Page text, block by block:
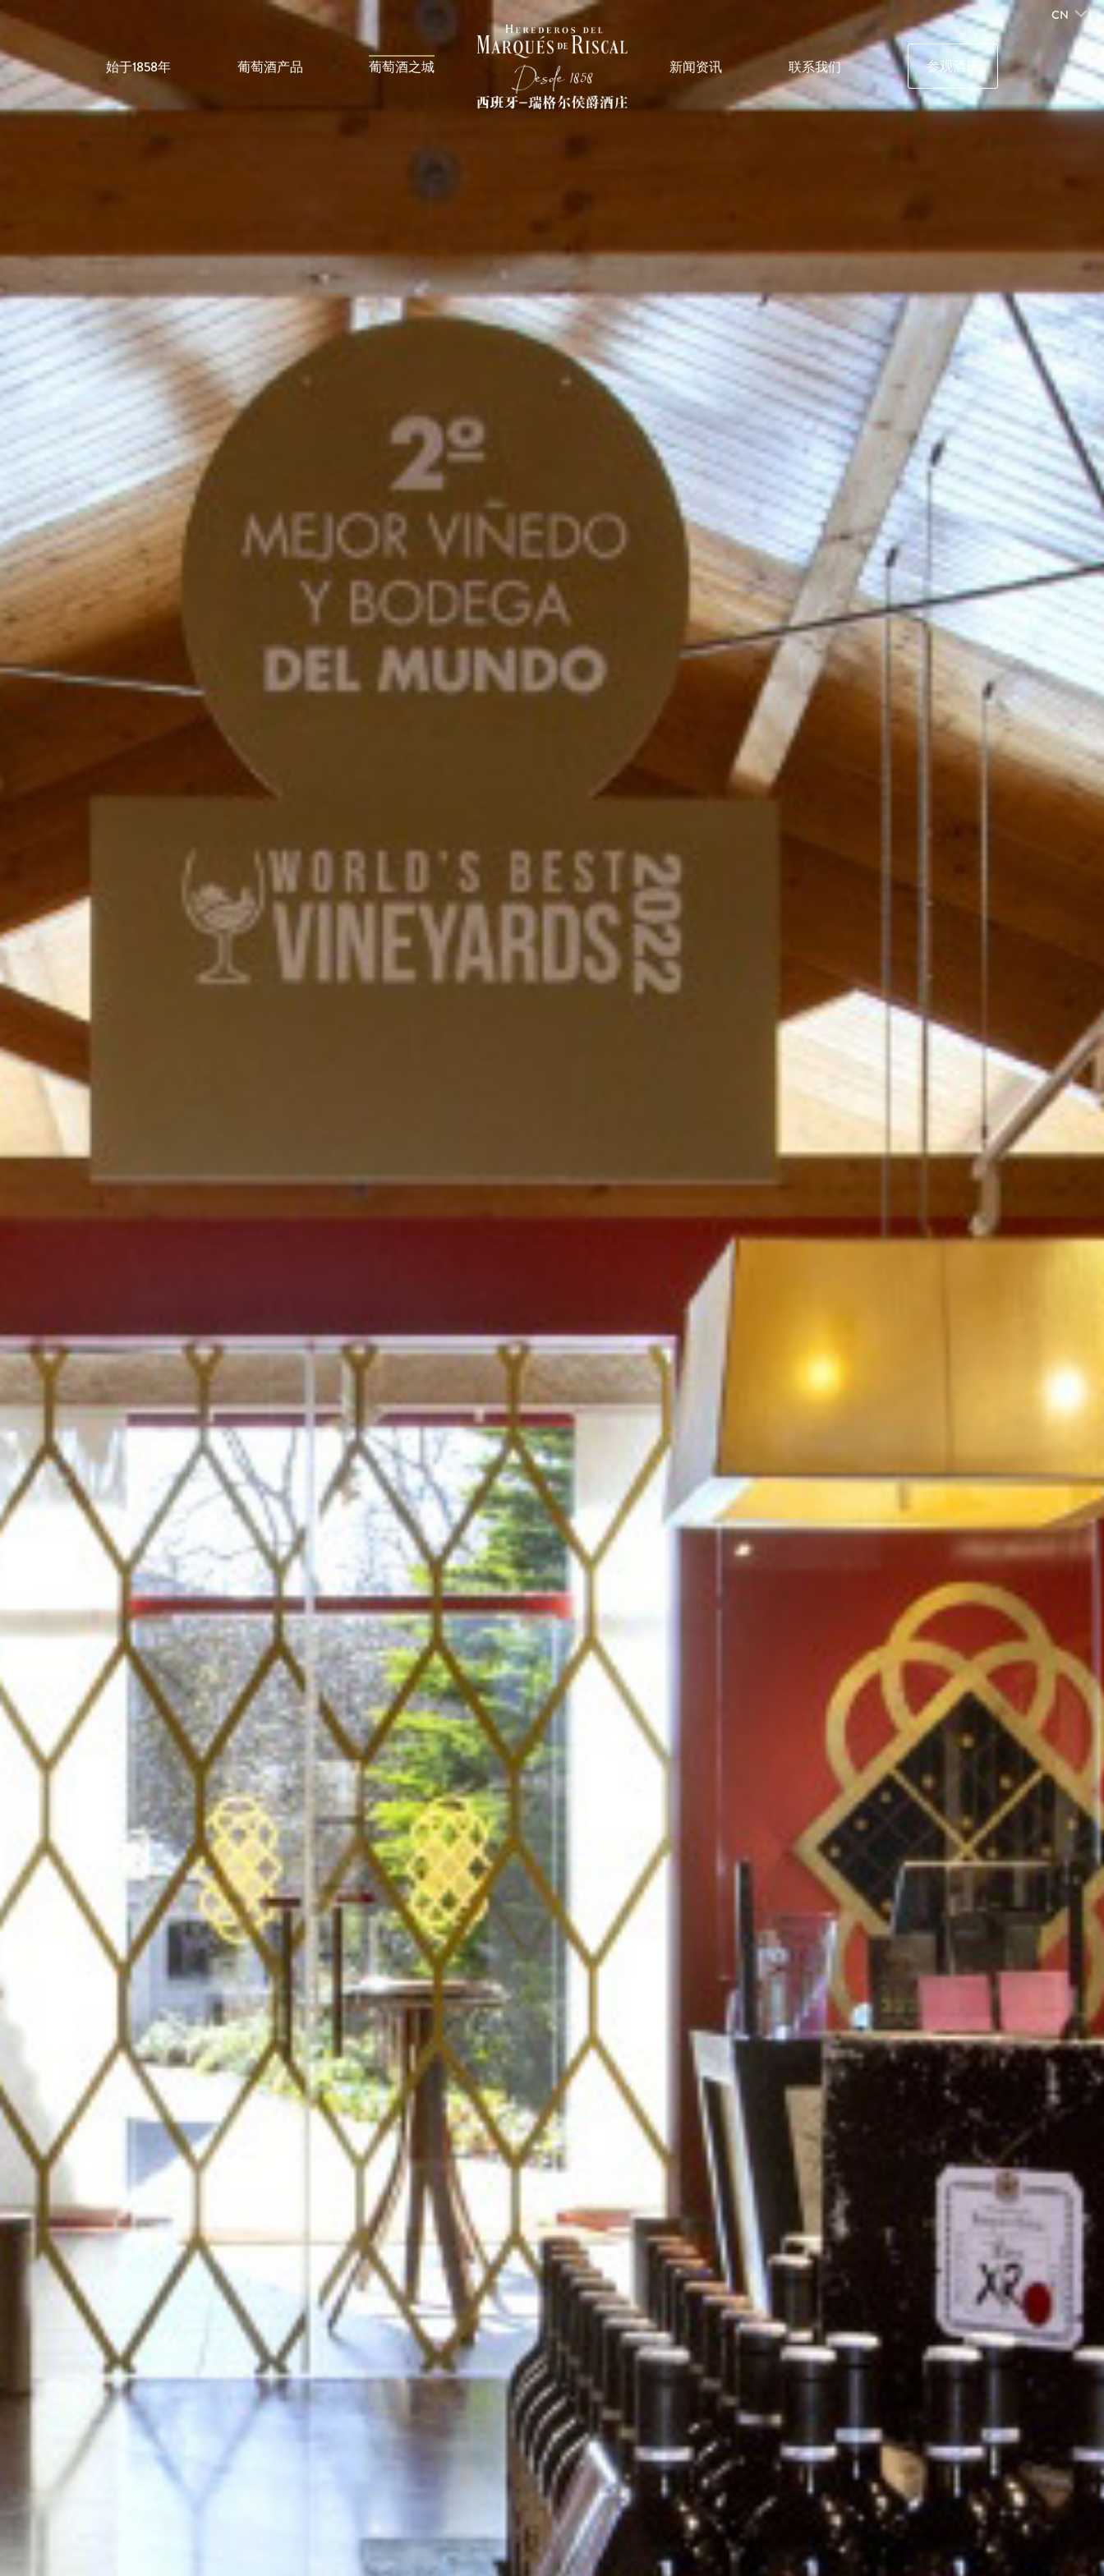
CN
始于1858年 葡萄酒产品 葡萄酒之城 新闻资讯 联系我们 参观酒庄